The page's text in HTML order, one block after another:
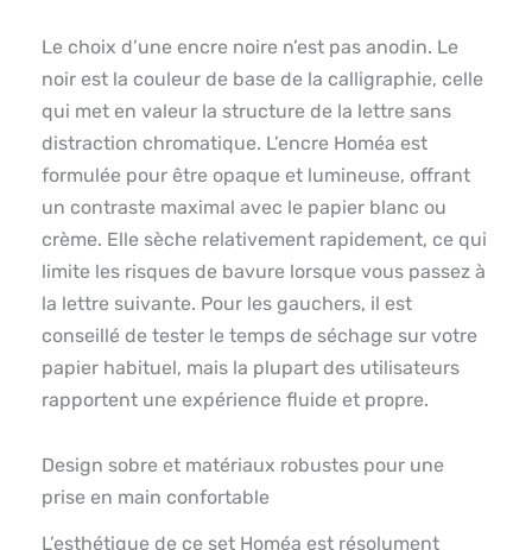
Le choix d’une encre noire n’est pas anodin. Le
noir est la couleur de base de la calligraphie, celle
qui met en valeur la structure de la lettre sans
distraction chromatique. L’encre Homéa est
formulée pour être opaque et lumineuse, offrant
un contraste maximal avec le papier blanc ou
crème. Elle sèche relativement rapidement, ce qui
limite les risques de bavure lorsque vous passez à
la lettre suivante. Pour les gauchers, il est
conseillé de tester le temps de séchage sur votre
papier habituel, mais la plupart des utilisateurs
rapportent une expérience fluide et propre.
Design sobre et matériaux robustes pour une
prise en main confortable
L’esthétique de ce set Homéa est résolument